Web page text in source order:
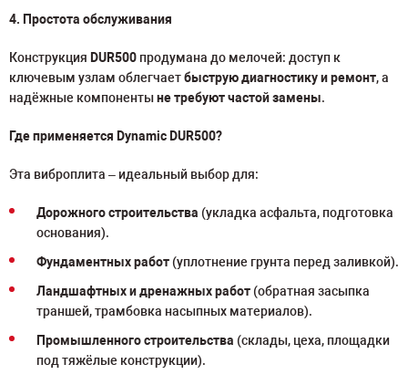
4. Простота обслуживания
Конструкция DUR500 продумана до мелочей: доступ к
ключевым узлам облегчаетбыструю диагностику и ремонт, а
надёжные компонентыне требуют частой замены.
Где применяется Dynamic DUR500?
Эта виброплита – идеальный выбор для:
Дорожного строительства (укладка асфальта, подготовка
основания).
Фундаментных работ (уплотнение грунта перед заливкой).
Ландшафтных и дренажных работ (обратная засыпка
траншей, трамбовка насыпных материалов).
Промышленного строительства (склады, цеха, площадки
под тяжёлые конструкции).